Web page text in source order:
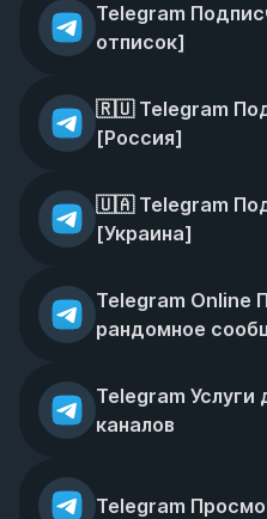
Telegram
отписок]
🇷🇺 Telegram
[Россия]
🇺🇦 Telegram
[Украина]
Telegram Online
рандомное
Telegram
каналов
Telegram